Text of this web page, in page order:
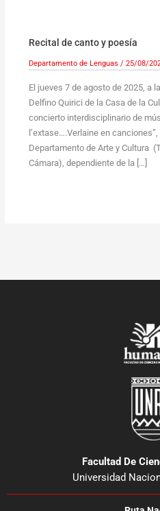
Recital de canto y poesía
Departamento de Lenguas / 25/08/
El jueves 7 de agosto de 2025, a
Delfino Quirici de la Casa de la
concierto interdisciplinario de
l’extase….Verlaine en
Departamento de Arte y Cultura
Cámara), dependiente de la […]
Facultad De
Universidad